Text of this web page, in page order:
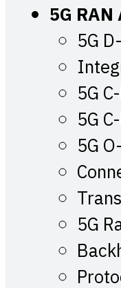
5G
5G
5G
5G
5G
5G